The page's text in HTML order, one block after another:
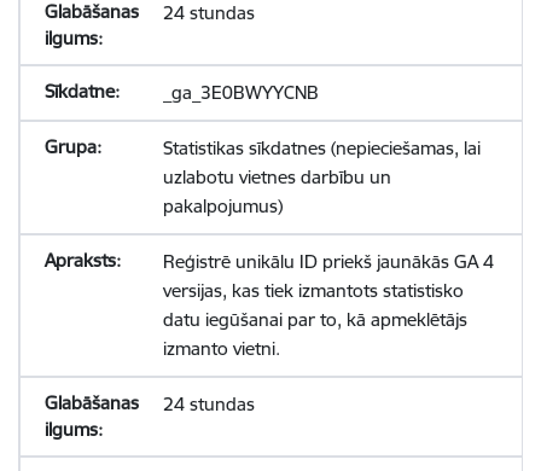
24 stundas
_ga_3E0BWYYCNB
Statistikas sīkdatnes (nepieciešamas, lai
uzlabotu vietnes darbību un
pakalpojumus)
Reģistrē unikālu ID priekš jaunākās GA 4
versijas, kas tiek izmantots statistisko
datu iegūšanai par to, kā apmeklētājs
izmanto vietni.
24 stundas